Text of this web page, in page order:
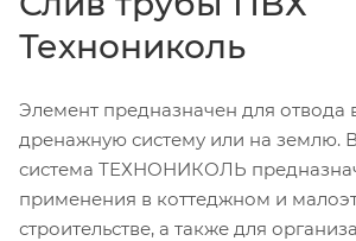
Технониколь
Элемент предназначен для отвода
дренажную систему или на землю.
система ТЕХНОНИКОЛЬ
применения в коттеджном и
строительстве, а также для